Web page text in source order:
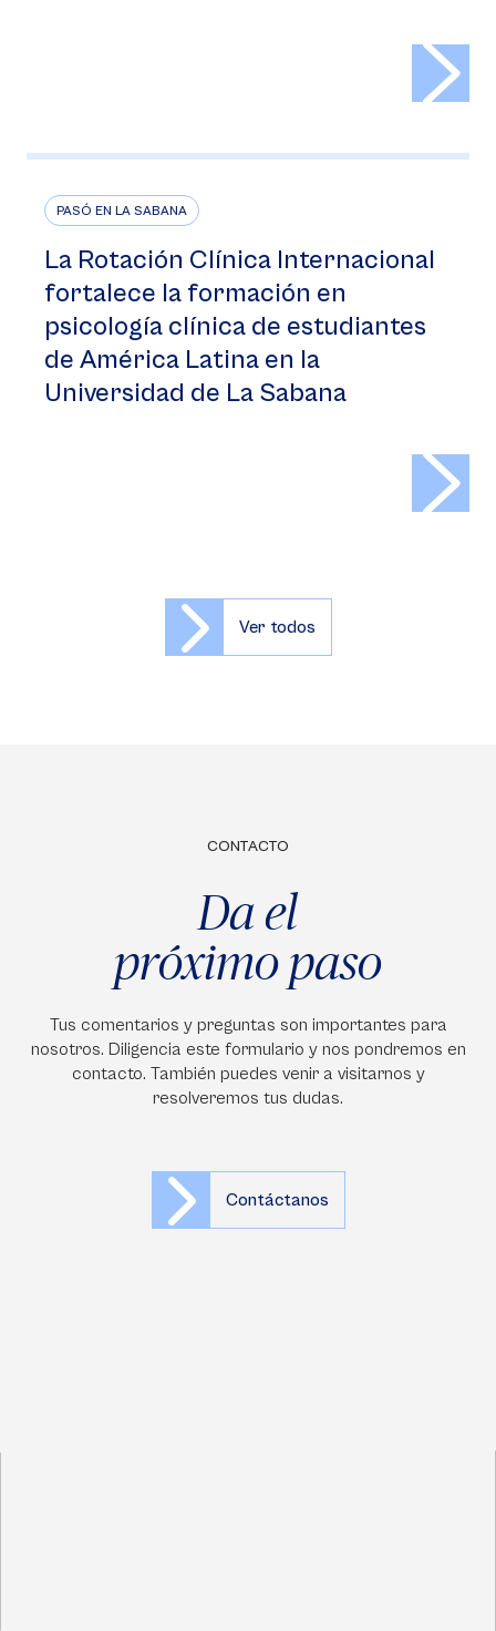
PASÓ EN LA SABANA
La Rotación Clínica Internacional
fortalece la formación en
psicología clínica de estudiantes
de América Latina en la
Universidad de La Sabana
Ver todos
CONTACTO
Da el
próximo paso
Tus comentarios y preguntas son importantes para
nosotros. Diligencia este formulario y nos pondremos en
contacto. También puedes venir a visitarnos y
resolveremos tus dudas.
Contáctanos